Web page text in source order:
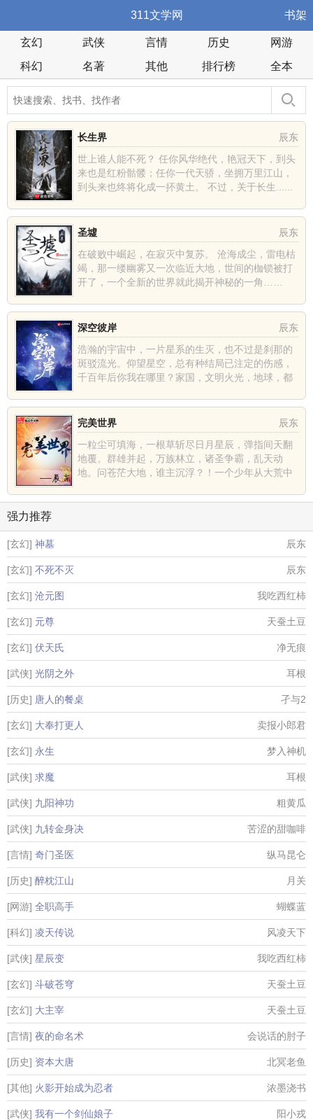
311文学网 书架
玄幻 武侠 言情 历史
网游
科幻
名著 其他 排行榜 全本
辰东
长生界
世上谁人能不死？ 任你风华绝代，艳冠天下，到头
来也是红粉骷髅；任你一代天骄，坐拥万里江山，
到头来也终将化成一抔黄土。 不过，关于长生......
辰东
圣墟
在破败中崛起，在寂灭中复苏。 沧海成尘，雷电枯
竭，那一缕幽雾又一次临近大地，世间的枷锁被打
开了，一个全新的世界就此揭开神秘的一角……
辰东
深空彼岸
浩瀚的宇宙中，一片星系的生灭，也不过是刹那的
斑驳流光。仰望星空，总有种结局已注定的伤感，
千百年后你我在哪里？家国，文明火光，地球，都
辰东
完美世界
一粒尘可填海，一根草斩尽日月星辰，弹指间天翻
地覆。群雄并起，万族林立，诸圣争霸，乱天动
地。问苍茫大地，谁主沉浮？！一个少年从大荒中
强力推荐
[玄幻] 神墓 辰东
[玄幻] 不死不灭 辰东
[玄幻] 沧元图 我吃西红柿
[玄幻] 元尊 天蚕土豆
[玄幻] 伏天氏 净无痕
[武侠] 光阴之外 耳根
[历史] 唐人的餐桌 孑与2
[玄幻] 大奉打更人 卖报小郎君
[玄幻] 永生 梦入神机
[武侠] 求魔 耳根
[武侠] 九阳神功 粗黄瓜
[武侠] 九转金身决 苦涩的甜咖啡
[言情] 奇门圣医 纵马昆仑
[历史] 醉枕江山 月关
[网游] 全职高手 蝴蝶蓝
[科幻] 凌天传说 风凌天下
[武侠] 星辰变 我吃西红柿
[玄幻] 斗破苍穹 天蚕土豆
[玄幻] 大主宰 天蚕土豆
[言情] 夜的命名术 会说话的肘子
[历史] 资本大唐 北冥老鱼
[其他] 火影开始成为忍者 浓墨浇书
[武侠] 我有一个剑仙娘子 阳小戎